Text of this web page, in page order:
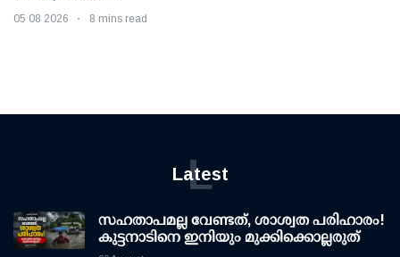
05 08 2026 8 mins read
Latest
L
സഹതാപമല്ല വേണ്ടത്, ശാശ്വത പരിഹാരം!
കുട്ടനാടിനെ ഇനിയും മുക്കിക്കൊല്ലരുത്